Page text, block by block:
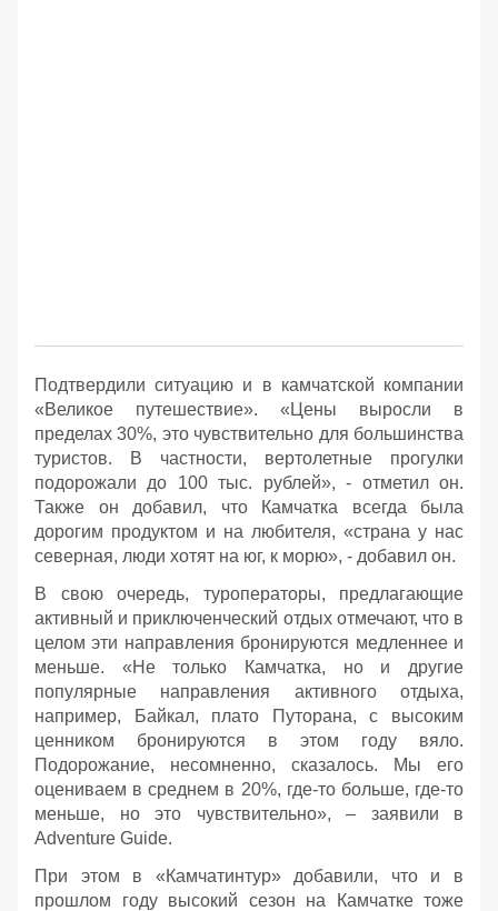
Подтвердили ситуацию и в камчатской компании
«Великое путешествие». «Цены выросли в
пределах 30%, это чувствительно для большинства
туристов. В частности, вертолетные прогулки
подорожали до 100 тыс. рублей», - отметил он.
Также он добавил, что Камчатка всегда была
дорогим продуктом и на любителя, «страна у нас
северная, люди хотят на юг, к морю», - добавил он.
В свою очередь, туроператоры, предлагающие
активный и приключенческий отдых отмечают, что в
целом эти направления бронируются медленнее и
меньше. «Не только Камчатка, но и другие
популярные направления активного отдыха,
например, Байкал, плато Путорана, с высоким
ценником бронируются в этом году вяло.
Подорожание, несомненно, сказалось. Мы его
оцениваем в среднем в 20%, где-то больше, где-то
меньше, но это чувствительно», – заявили в
Adventure Guide.
При этом в «Камчатинтур» добавили, что и в
прошлом году высокий сезон на Камчатке тоже